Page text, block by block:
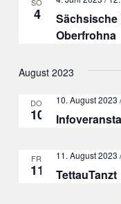
SO.
4
Sächsische
Oberfrohna
August 2023
DO.
10
10. August 2023
FR.
11 TettauTanzt
11. August 2023